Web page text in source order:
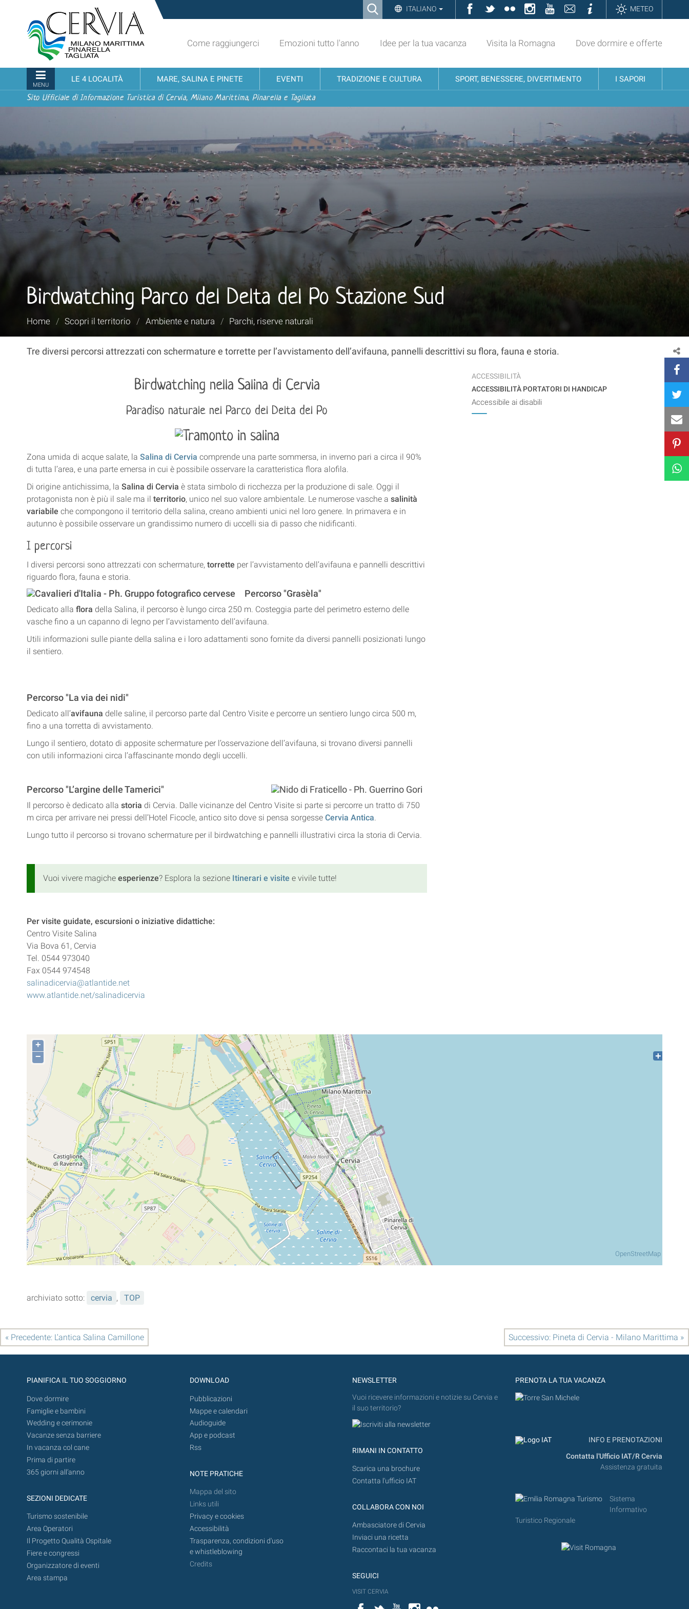
contenuti.
alla
navigazione
Ricerca ITALIANO Facebook
TwitterFlickrInstagramYouTubeContattiInformazioniMETEO
turistico
ufficiale
Cervia,
Milano
Marittima,
Pinarella,
Tagliata
Come raggiungerci Emozioni tutto l'anno Idee per la tua vacanza Visita la Romagna Dove dormire e offerte
MENU
LE 4 LOCALITÀ MARE, SALINA E PINETE EVENTI TRADIZIONE E CULTURA SPORT, BENESSERE, DIVERTIMENTO I SAPORI
Sito Ufficiale di Informazione Turistica di Cervia, Milano Marittima, Pinarella e Tagliata
Birdwatching Parco del Delta del Po Stazione Sud
Tu
Home / Scopri il territorio / Ambiente e natura / Parchi, riserve naturali
Tre diversi percorsi attrezzati con schermature e torrette per l’avvistamento dell’avifauna, pannelli descrittivi su flora, fauna e storia.
Birdwatching nella Salina di Cervia
Paradiso naturale nel Parco del Delta del Po
Zona umida di acque salate, la Salina di Cervia comprende una parte sommersa, in inverno pari a circa il 90%
di tutta l’area, e una parte emersa in cui è possibile osservare la caratteristica flora alofila.
Di origine antichissima, la Salina di Cervia è stata simbolo di ricchezza per la produzione di sale. Oggi il
protagonista non è più il sale ma il territorio, unico nel suo valore ambientale. Le numerose vasche a salinità
variabile che compongono il territorio della salina, creano ambienti unici nel loro genere. In primavera e in
autunno è possibile osservare un grandissimo numero di uccelli sia di passo che nidificanti.
I percorsi
I diversi percorsi sono attrezzati con schermature, torrette per l’avvistamento dell’avifauna e pannelli descrittivi
riguardo flora, fauna e storia.
Percorso "Grasèla"
Dedicato alla flora della Salina, il percorso è lungo circa 250 m. Costeggia parte del perimetro esterno delle
vasche fino a un capanno di legno per l’avvistamento dell’avifauna.
Utili informazioni sulle piante della salina e i loro adattamenti sono fornite da diversi pannelli posizionati lungo
il sentiero.
Percorso "La via dei nidi"
Dedicato all’avifauna delle saline, il percorso parte dal Centro Visite e percorre un sentiero lungo circa 500 m,
fino a una torretta di avvistamento.
Lungo il sentiero, dotato di apposite schermature per l’osservazione dell’avifauna, si trovano diversi pannelli
con utili informazioni circa l’affascinante mondo degli uccelli.
Percorso "L’argine delle Tamerici"
Il percorso è dedicato alla storia di Cervia. Dalle vicinanze del Centro Visite si parte si percorre un tratto di 750
m circa per arrivare nei pressi dell’Hotel Ficocle, antico sito dove si pensa sorgesse Cervia Antica.
Lungo tutto il percorso si trovano schermature per il birdwatching e pannelli illustrativi circa la storia di Cervia.
Vuoi vivere magiche esperienze? Esplora la sezione Itinerari e visite e vivile tutte!
Per visite guidate, escursioni o iniziative didattiche:
Centro Visite Salina
Via Bova 61, Cervia
Tel. 0544 973040
Fax 0544 974548
salinadicervia@atlantide.net
www.atlantide.net/salinadicervia
ACCESSIBILITÀ
ACCESSIBILITÀ PORTATORI DI HANDICAP
Accessibile ai disabili
OpenStreetMap
+
−
archiviato sotto: cervia , TOP
« Precedente: L'antica Salina Camillone Successivo: Pineta di Cervia - Milano Marittima »
PIANIFICA IL TUO SOGGIORNO
Dove dormire
Famiglie e bambini
Wedding e cerimonie
Vacanze senza barriere
In vacanza col cane
Prima di partire
365 giorni all’anno
SEZIONI DEDICATE
Turismo sostenibile
Area Operatori
Il Progetto Qualità Ospitale
Fiere e congressi
Organizzatore di eventi
Area stampa
DOWNLOAD
Pubblicazioni
Mappe e calendari
Audioguide
App e podcast
Rss
NOTE PRATICHE
Mappa del sito
Links utili
Privacy e cookies
Accessibilità
Trasparenza, condizioni d'uso
e whistleblowing
Credits
NEWSLETTER
Vuoi ricevere informazioni e notizie su Cervia e
il suo territorio?
RIMANI IN CONTATTO
Scarica una brochure
Contatta l'ufficio IAT
COLLABORA CON NOI
Ambasciatore di Cervia
Inviaci una ricetta
Raccontaci la tua vacanza
SEGUICI
VISIT CERVIA
FacebookTwitterYouTubeInstagram
PRENOTA LA TUA VACANZA
INFO E PRENOTAZIONI
Contatta l'Ufficio IAT/R Cervia
Assistenza gratuita
Sistema
Informativo
Turistico Regionale